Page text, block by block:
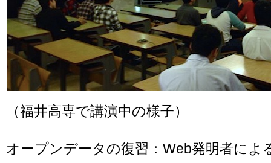
（福井高専で講演中の様子）
オープンデータの復習：Web発明者によ